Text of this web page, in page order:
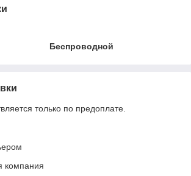
Беспроводной
только по предоплате.
компания